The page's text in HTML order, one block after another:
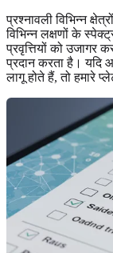
प्रश्नावली विभिन्न
विभिन्न लक्षणों के
प्रवृत्तियों को उजागर
प्रदान करता है।
लागू होते हैं, तो हमारे